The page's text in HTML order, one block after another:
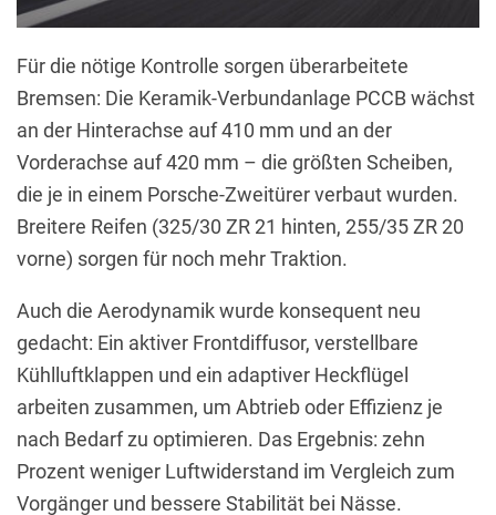
Für die nötige Kontrolle sorgen überarbeitete
Bremsen: Die Keramik-Verbundanlage PCCB wächst
an der Hinterachse auf 410 mm und an der
Vorderachse auf 420 mm – die größten Scheiben,
die je in einem Porsche-Zweitürer verbaut wurden.
Breitere Reifen (325/30 ZR 21 hinten, 255/35 ZR 20
vorne) sorgen für noch mehr Traktion.
Auch die Aerodynamik wurde konsequent neu
gedacht: Ein aktiver Frontdiffusor, verstellbare
Kühlluftklappen und ein adaptiver Heckflügel
arbeiten zusammen, um Abtrieb oder Effizienz je
nach Bedarf zu optimieren. Das Ergebnis: zehn
Prozent weniger Luftwiderstand im Vergleich zum
Vorgänger und bessere Stabilität bei Nässe.